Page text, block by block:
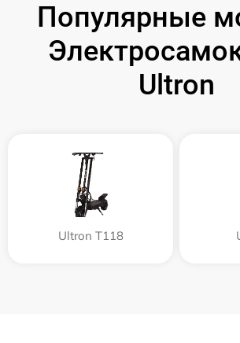
Популярные
Ultron
Ultron T118